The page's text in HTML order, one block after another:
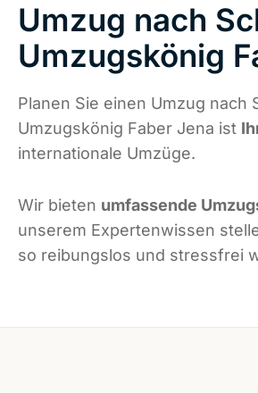
Umzug nach
Umzugskönig
Planen Sie einen Umzug nach
Umzugskönig Faber Jena ist
internationale Umzüge.
Wir bieten umfassende
unserem Expertenwissen
so reibungslos und stressfrei